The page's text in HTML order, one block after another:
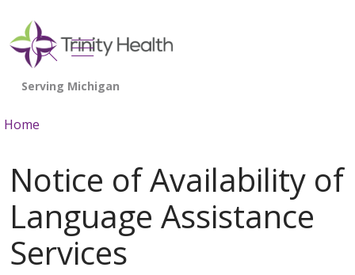
search
show off canvas menu
Home
Notice of Availability of
Language Assistance
Services